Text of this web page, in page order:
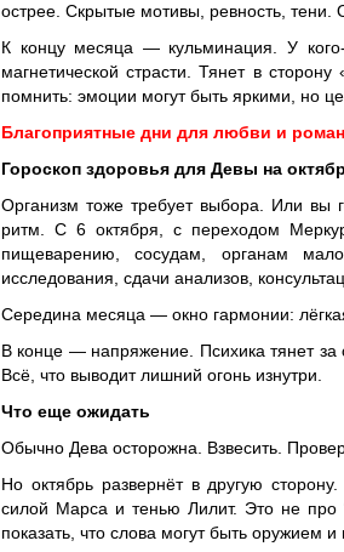
острее. Скрытые мотивы, ревность, тени.
К концу месяца — кульминация. У
магнетической страсти. Тянет в
помнить: эмоции могут быть яркими, но
Благоприятные дни для любви и
Гороскоп здоровья для Девы на
Организм тоже требует выбора. Или вы
ритм. С 6 октября, с переходом
пищеварению, сосудам, органам
исследования, сдачи анализов,
Середина месяца — окно гармонии:
В конце — напряжение. Психика тянет
Всё, что выводит лишний огонь изнутри.
Что еще ожидать
Обычно Дева осторожна. Взвесить.
Но октябрь развернёт в другую
силой Марса и тенью Лилит. Это не про
показать, что слова могут быть оружием и